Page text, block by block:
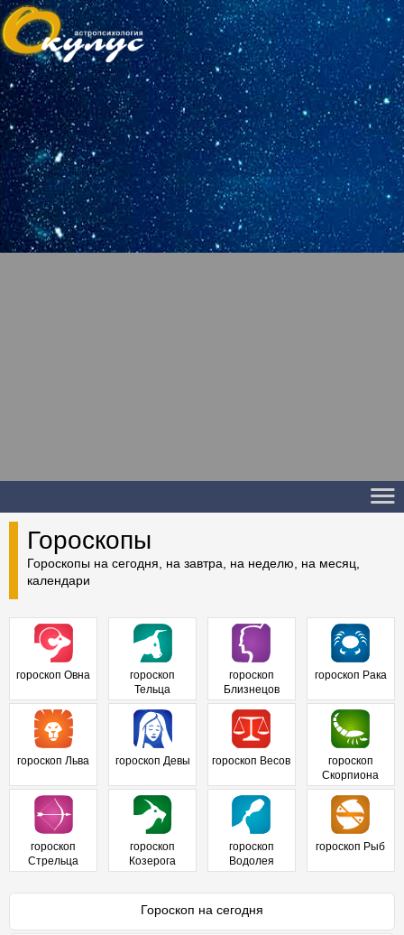
Гороскопы
Гороскопы на сегодня, на завтра, на неделю, на месяц,
календари
гороскоп Овна
гороскоп
Тельца
гороскоп
Близнецов
гороскоп Рака
гороскоп Льва гороскоп Девы гороскоп Весов
гороскоп
Скорпиона
гороскоп
Стрельца
гороскоп
Козерога
гороскоп
Водолея
гороскоп Рыб
Гороскоп на сегодня